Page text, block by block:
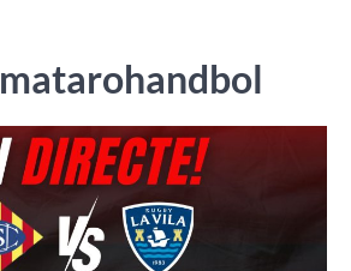
matarohandbol